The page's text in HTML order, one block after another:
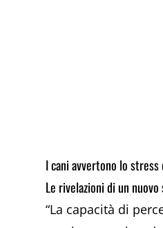
I cani avvertono lo
Le rivelazioni di un
“La capacità di